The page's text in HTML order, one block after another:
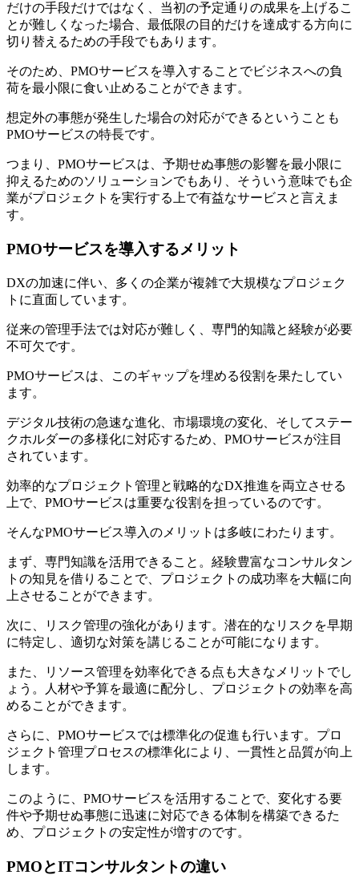
だけの手段だけではなく、当初の予定通りの成果を上げるこ
とが難しくなった場合、最低限の目的だけを達成する方向に
切り替えるための手段でもあります。
そのため、PMOサービスを導入することでビジネスへの負
荷を最小限に食い止めることができます。
想定外の事態が発生した場合の対応ができるということも
PMOサービスの特長です。
つまり、 PMOサービスは、予期せぬ事態の影響を最小限に
抑えるためのソリューションでもあり、そういう意味でも企
業がプロジェクトを実行する上で有益なサービス と言えま
す。
PMOサービスを導入するメリット
DXの加速に伴い、多くの企業が複雑で大規模なプロジェク
トに直面しています。
従来の管理手法では対応が難しく、専門的知識と経験が必要
不可欠です。
PMOサービスは、このギャップを埋める役割を果たしてい
ます。
デジタル技術の急速な進化、市場環境の変化、そしてステー
クホルダーの多様化に対応するため、PMOサービスが注目
されています。
効率的なプロジェクト管理と戦略的なDX推進を両立させる
上で、PMOサービスは重要な役割を担っているのです。
そんなPMOサービス導入のメリットは多岐にわたります。
まず、専門知識を活用できること。経験豊富なコンサルタン
トの知見を借りることで、プロジェクトの成功率を大幅に向
上させることができます。
次に、リスク管理の強化があります。潜在的なリスクを早期
に特定し、適切な対策を講じることが可能になります。
また、リソース管理を効率化できる点も大きなメリットでし
ょう。人材や予算を最適に配分し、プロジェクトの効率を高
めることができます。
さらに、PMOサービスでは標準化の促進も行います。プロ
ジェクト管理プロセスの標準化により、一貫性と品質が向上
します。
このように、PMOサービスを活用することで、変化する要
件や予期せぬ事態に迅速に対応できる体制を構築できるた
め、プロジェクトの安定性が増すのです。
PMOとITコンサルタントの違い